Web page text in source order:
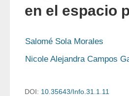
en el espacio
Salomé Sola Morales
Nicole Alejandra Campos
DOI: 10.35643/Info.31.1.11